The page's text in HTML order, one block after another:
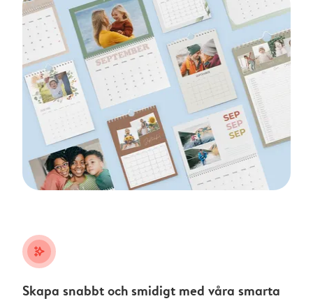
stars_plus
Skapa snabbt och smidigt med våra smarta